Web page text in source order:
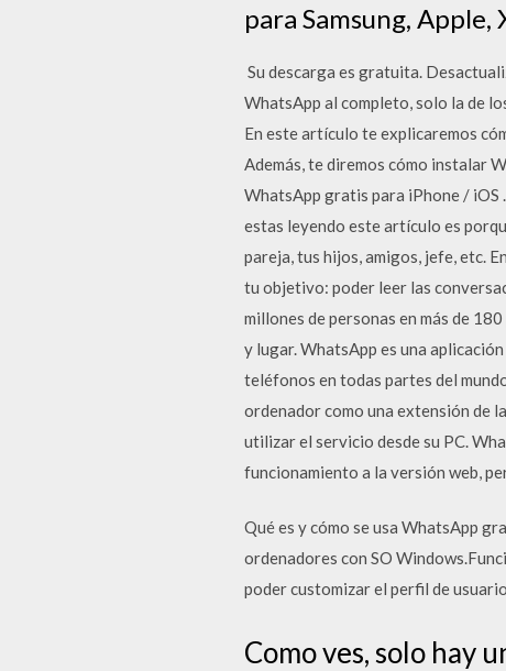
para Samsung, Apple,
Su descarga es gratuita.
WhatsApp al completo, solo la de
En este artículo te explicaremos
Además, te diremos cómo instalar
WhatsApp gratis para iPhone / iOS
estas leyendo este artículo es
pareja, tus hijos, amigos, jefe, etc.
tu objetivo: poder leer las
millones de personas en más de
y lugar. WhatsApp es una
teléfonos en todas partes del
ordenador como una extensión de
utilizar el servicio desde su PC.
funcionamiento a la versión web,
Qué es y cómo se usa WhatsApp
ordenadores con SO
poder customizar el perfil de
Como ves, solo hay